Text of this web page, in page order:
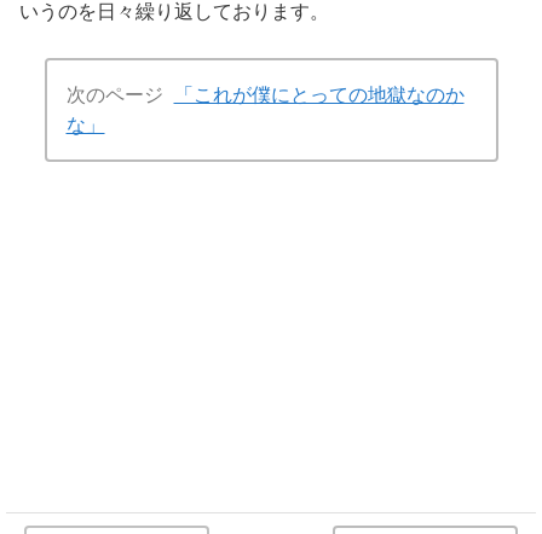
いうのを日々繰り返しております。
次のページ
「これが僕にとっての地獄なのか
な」